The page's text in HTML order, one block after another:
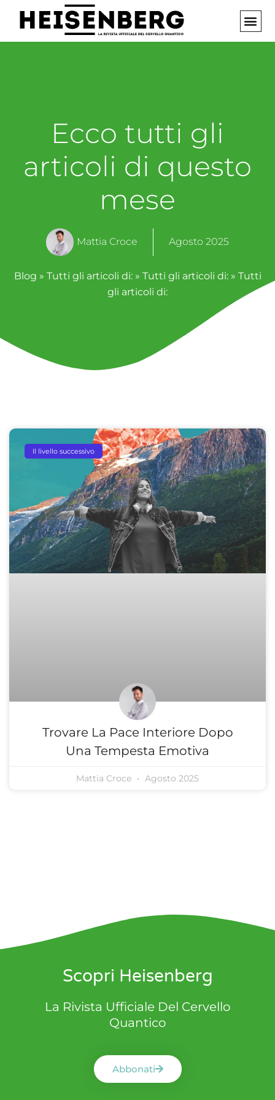
contenuto
Ecco tutti gli
articoli di questo
mese
Mattia Croce Agosto 2025
Blog » Tutti gli articoli di:» Tutti gli articoli di:» Tutti
gli articoli di:
Il livello successivo
Trovare La Pace Interiore Dopo
Una Tempesta Emotiva
Mattia Croce Agosto 2025
Scopri Heisenberg
La Rivista Ufficiale Del Cervello
Quantico
Abbonati